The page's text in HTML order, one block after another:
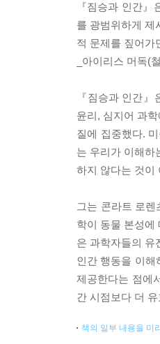
『짐승과 인간
를 광범위하게 제
적 문제를 짚어가
_아이리스 머독(
『짐승과 인간
윤리, 심지어 과
질에 집중했다.
는 우리가 이해하
하지 않다는 것이
그는 콘라트 로
학이 동물 본성에
은 과학자들의 유
인간 행동을 이해
제공한다는 점에
간 시점보다 더
책의 일부 내용을 미